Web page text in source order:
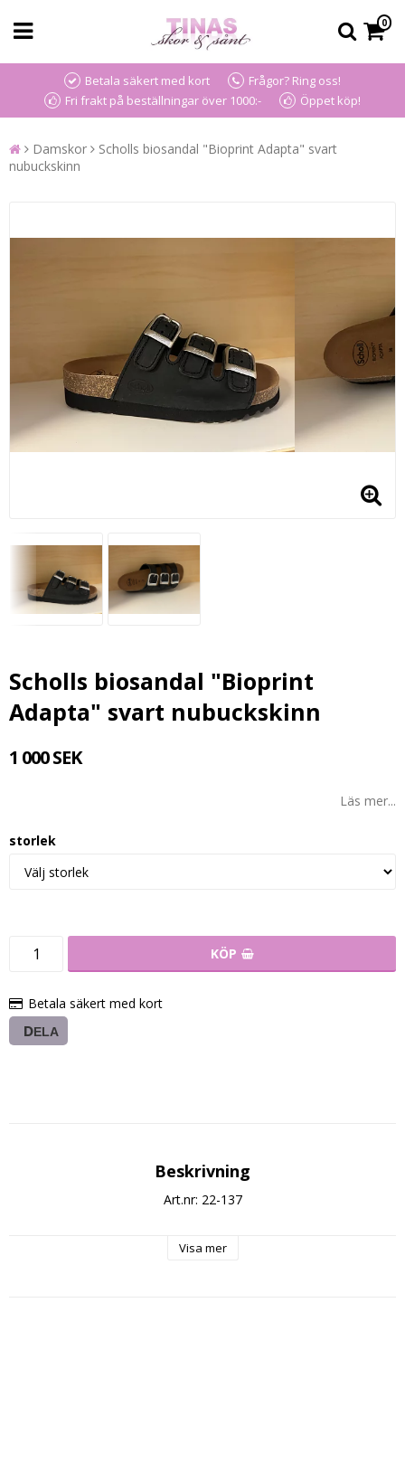
0
Betala säkert med kort
Frågor? Ring oss!
Fri frakt på beställningar över 1000:-
Öppet köp!
Damskor
Scholls biosandal "Bioprint Adapta" svart
nubuckskinn
Scholls biosandal "Bioprint
Adapta" svart nubuckskinn
1 000 SEK
Läs mer...
storlek
KÖP
Betala säkert med kort
DELA
Beskrivning
Art.nr: 22-137
Visa mer